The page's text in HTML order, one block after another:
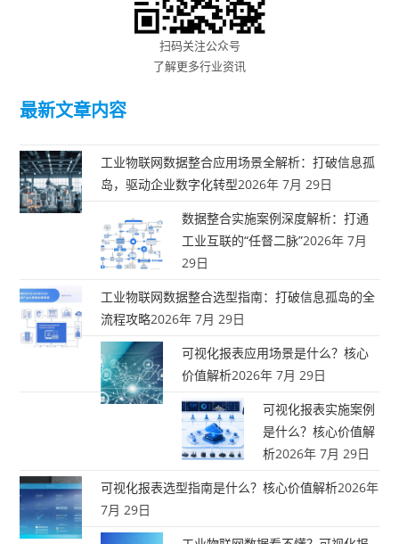
扫码关注公众号
了解更多行业资讯
最新文章内容
工业物联网数据整合应用场景全解析：打破信息孤
岛，驱动企业数字化转型2026年 7月 29日
数据整合实施案例深度解析：打通
工业互联的“任督二脉”2026年 7月
29日
工业物联网数据整合选型指南：打破信息孤岛的全
流程攻略2026年 7月 29日
可视化报表应用场景是什么？核心
价值解析2026年 7月 29日
可视化报表实施案例
是什么？核心价值解
析2026年 7月 29日
可视化报表选型指南是什么？核心价值解析2026年
7月 29日